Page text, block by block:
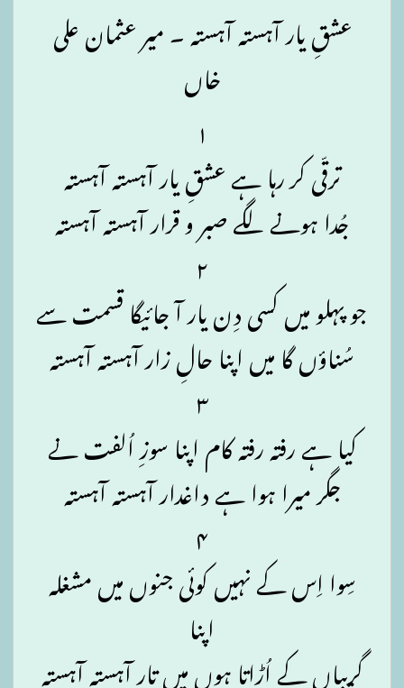
عشقِ یار آہستہ آہستہ ۔ میر عثمان علی
خاں
۱
ترقّی کر رہا ہے عشقِ یار آہستہ آہستہ
جُدا ہونے لگے صبر و قرار آہستہ آہستہ
۲
جو پہلو میں کسی دِن یار آ جائیگا قسمت سے
سُناؤں گا میں اپنا حالِ زار آہستہ آہستہ
۳
کیا ہے رفتہ رفتہ کام اپنا سوزِ اُلفت نے
جگر میرا ہوا ہے داغدار آہستہ آہستہ
۴
سِوا اِس کے نہیں کوئی جنوں میں مشغلہ
اپنا
گریباں کے اُڑاتا ہوں میں تار آہستہ آہستہ